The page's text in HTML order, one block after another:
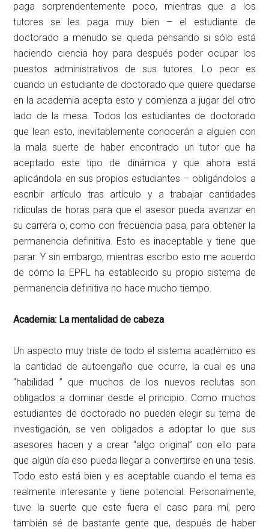
paga sorprendentemente poco, mientras que a los
tutores se les paga muy bien – el estudiante de
doctorado a menudo se queda pensando si sólo está
haciendo ciencia hoy para después poder ocupar los
puestos administrativos de sus tutores. Lo peor es
cuando un estudiante de doctorado que quiere quedarse
en la academia acepta esto y comienza a jugar del otro
lado de la mesa. Todos los estudiantes de doctorado
que lean esto, inevitablemente conocerán a alguien con
la mala suerte de haber encontrado un tutor que ha
aceptado este tipo de dinámica y que ahora está
aplicándola en sus propios estudiantes – obligándolos a
escribir artículo tras artículo y a trabajar cantidades
ridículas de horas para que el asesor pueda avanzar en
su carrera o, como con frecuencia pasa, para obtener la
permanencia definitiva. Esto es inaceptable y tiene que
parar. Y sin embargo, mientras escribo esto me acuerdo
de cómo la EPFL ha establecido su propio sistema de
permanencia definitiva no hace mucho tiempo.
Academia: La mentalidad de cabeza
Un aspecto muy triste de todo el sistema académico es
la cantidad de autoengaño que ocurre, la cual es una
“habilidad ” que muchos de los nuevos reclutas son
obligados a dominar desde el principio. Como muchos
estudiantes de doctorado no pueden elegir su tema de
investigación, se ven obligados a adoptar lo que sus
asesores hacen y a crear “algo original” con ello para
que algún día eso pueda llegar a convertirse en una tesis.
Todo esto está bien y es aceptable cuando el tema es
realmente interesante y tiene potencial. Personalmente,
tuve la suerte que este fuera el caso para mí, pero
también sé de bastante gente que, después de haber